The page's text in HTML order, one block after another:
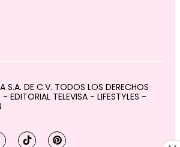
S.A. DE C.V. TODOS LOS DERECHOS
- EDITORIAL TELEVISA - LIFESTYLES -